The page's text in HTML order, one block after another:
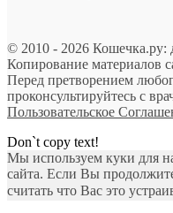
© 2010 - 2026
Копирование материалов
Перед претворением
проконсультируйтесь с
Пользовательское
Don`t copy text!
Мы используем куки для
сайта. Если Вы
считать что Вас это